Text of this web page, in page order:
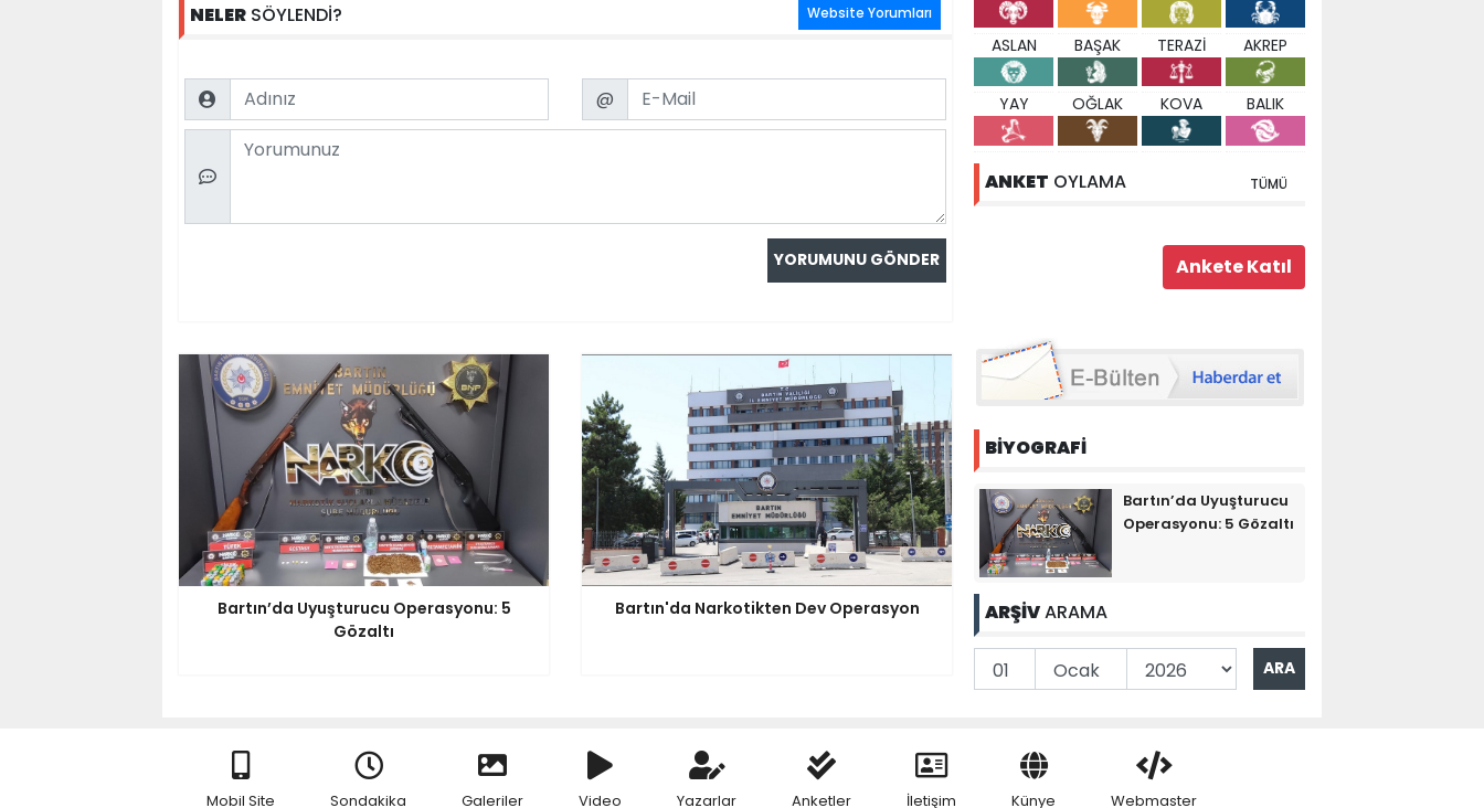
NELER SÖYLENDİ? Website Yorumları
Name Email
@
Comment
Bartın’da Uyuşturucu Operasyonu: 5
Gözaltı
Bartın'da Narkotikten Dev Operasyon
ASLAN BAŞAK TERAZİ AKREP
YAY OĞLAK KOVA BALIK
ANKET OYLAMA TÜMÜ
BİYOGRAFİ
Bartın’da Uyuşturucu
Operasyonu: 5 Gözaltı
ARŞİVARAMA
Mobil Site Sondakika Galeriler Video Yazarlar Anketler İletişim Künye Webmaster